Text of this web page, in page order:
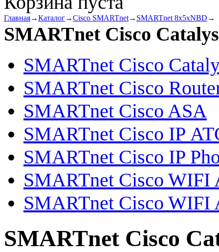
Главная→Каталог→Cisco SMARTnet→ SMARTnet 8x5xNBD →
SMARTnet Cisco
SMARTnet Cisco
SMARTnet Cisco
SMARTnet Cisco ASA
SMARTnet Cisco IP
SMARTnet Cisco IP
SMARTnet Cisco WIFI
SMARTnet Cisco WIFI
SMARTnet Cisco